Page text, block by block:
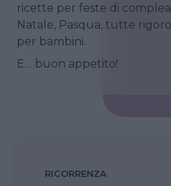
ricette per feste di
Natale, Pasqua, tutte
per bambini.
E… buon appetito!
RICORRENZA